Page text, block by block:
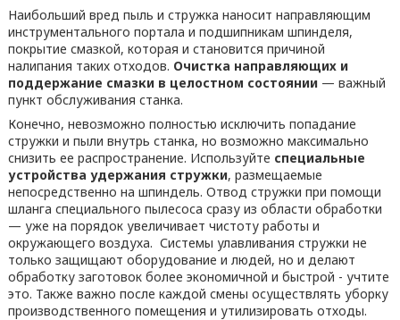
Наибольший вред пыль и стружка наносит направляющим
инструментального портала и подшипникам шпинделя,
покрытие смазкой, которая и становится причиной
налипания таких отходов. Очистка направляющих и
поддержание смазки в целостном состоянии — важный
пункт обслуживания станка.
Конечно, невозможно полностью исключить попадание
стружки и пыли внутрь станка, но возможно максимально
снизить ее распространение. Используйте специальные
устройства удержания стружки, размещаемые
непосредственно на шпиндель. Отвод стружки при помощи
шланга специального пылесоса сразу из области обработки
— уже на порядок увеличивает чистоту работы и
окружающего воздуха. Системы улавливания стружки не
только защищают оборудование и людей, но и делают
обработку заготовок более экономичной и быстрой - учтите
это. Также важно после каждой смены осуществлять уборку
производственного помещения и утилизировать отходы.